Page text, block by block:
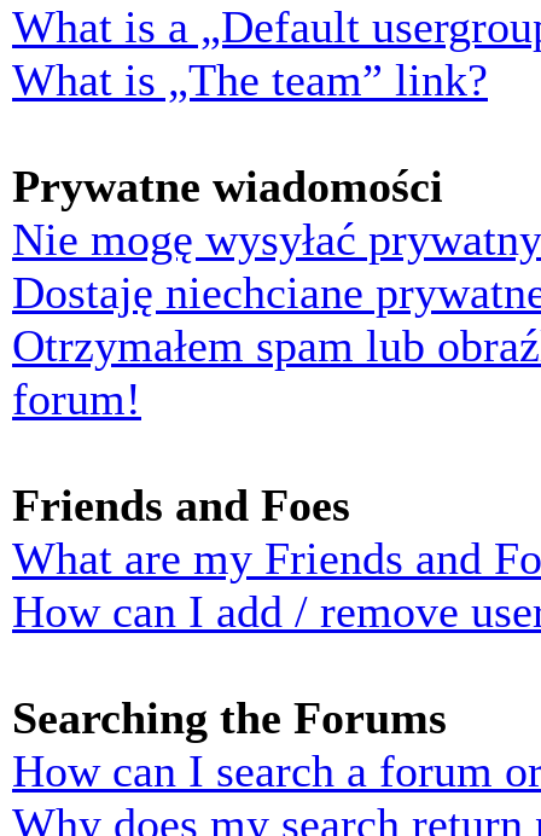
What is a „Default
What is „The team” link?
Prywatne wiadomości
Nie mogę wysyłać
Dostaję niechciane
Otrzymałem spam lub
forum!
Friends and Foes
What are my Friends and
How can I add / remove
Searching the Forums
How can I search a forum
Why does my search return